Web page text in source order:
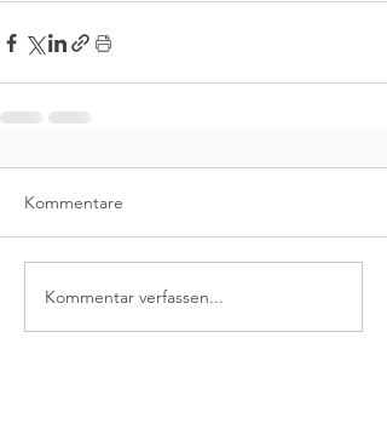
Kommentare
Kommentar verfassen...